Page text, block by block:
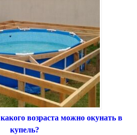
возраста можно окунать в
купель?